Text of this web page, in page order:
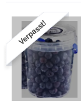
Verpasst!